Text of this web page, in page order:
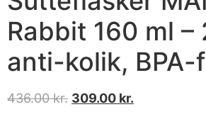
Rabbit 160 ml –
anti-kolik, BPA-
436.00kr. 309.00 kr.